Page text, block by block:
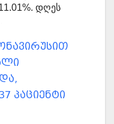
დღეს
პაციენტი